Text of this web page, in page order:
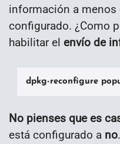
información a menos
configurado. ¿Como
habilitar el envío de
dpkg-reconfigure
No pienses que es
está configurado a no